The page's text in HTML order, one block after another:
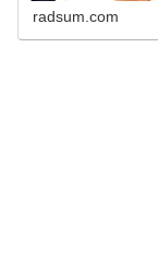
radsum.com